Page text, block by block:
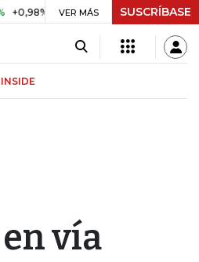
UVR $ 416,96 +$ 0,05 +0,01%
VER MÁS SUSCRÍBASE
INSIDE
vía